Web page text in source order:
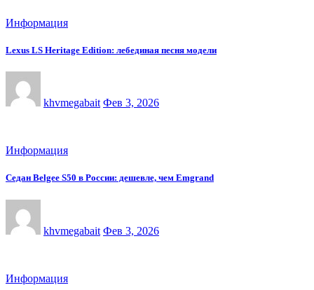
Информация
Lexus LS Heritage Edition: лебединая песня модели
khvmegabait Фев 3, 2026
Информация
Седан Belgee S50 в России: дешевле, чем Emgrand
khvmegabait Фев 3, 2026
Информация